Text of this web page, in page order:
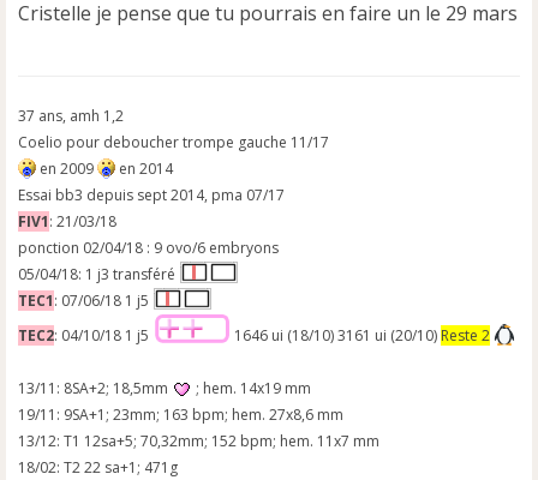
a
o
n
l
u
Cristelle je pense que tu pourrais en faire un le 29 mars
37 ans, amh 1,2
Coelio pour deboucher trompe gauche 11/17
en 2009
en 2014
Essai bb3 depuis sept 2014, pma 07/17
FIV1: 21/03/18
ponction 02/04/18 : 9 ovo/6 embryons
05/04/18: 1 j3 transféré
TEC1: 07/06/18 1 j5
TEC2: 04/10/18 1 j5 1646 ui (18/10) 3161 ui (20/10) Reste 2
13/11: 8SA+2; 18,5mm
; hem. 14x19 mm
19/11: 9SA+1; 23mm; 163 bpm; hem. 27x8,6 mm
13/12: T1 12sa+5; 70,32mm; 152 bpm; hem. 11x7 mm
18/02: T2 22 sa+1; 471g